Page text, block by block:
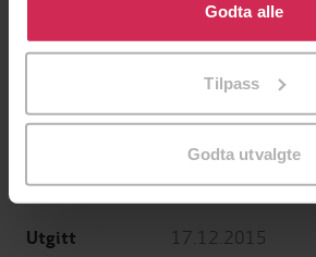
bruke cookies for alle disse
tilpasse ditt samtykke til spesifikke
Godta alle
Tilpass
Godta utvalgte
Rhys Bowen
Forlag Constable
Utgitt 17.12.2015